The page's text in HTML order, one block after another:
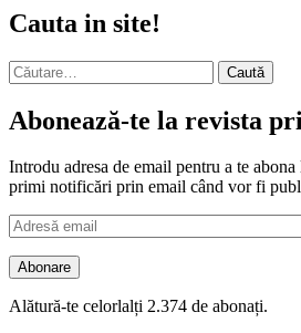
Cauta in site!
Caută
după:
Abonează-te la revista
Introdu adresa de email pentru a te
primi notificări prin email când vor fi
Adresă
email
Abonare
Alătură-te celorlalți 2.374 de abonați.